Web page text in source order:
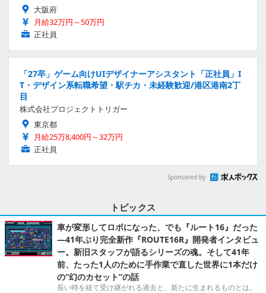
大阪府
月給32万円～50万円
正社員
「27卒」ゲーム向けUIデザイナーアシスタント「正社員」I
T・デザイン系転職希望・駅チカ・未経験歓迎/港区港南2丁
目
株式会社プロジェクトトリガー
東京都
月給25万8,400円～32万円
正社員
Sponsored by
トピックス
車が変形してロボになった、でも『ルート16』だった
―41年ぶり完全新作『ROUTE16R』開発者インタビュ
ー。新旧スタッフが語るシリーズの魂。そして41年
前、たった1人のために手作業で直した世界に1本だけ
の“幻のカセット”の話
長い時を経て受け継がれる過去と、新たに生まれるものとは。